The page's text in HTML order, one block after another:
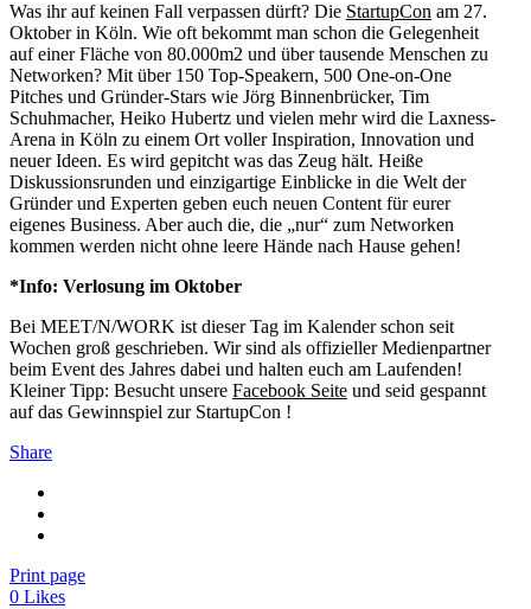
Was ihr auf keinen Fall verpassen dürft? Die StartupCon am 27.
Oktober in Köln. Wie oft bekommt man schon die Gelegenheit
auf einer Fläche von 80.000m2 und über tausende Menschen zu
Networken? Mit über 150 Top-Speakern, 500 One-on-One
Pitches und Gründer-Stars wie Jörg Binnenbrücker, Tim
Schuhmacher, Heiko Hubertz und vielen mehr wird die Laxness-
Arena in Köln zu einem Ort voller Inspiration, Innovation und
neuer Ideen. Es wird gepitcht was das Zeug hält. Heiße
Diskussionsrunden und einzigartige Einblicke in die Welt der
Gründer und Experten geben euch neuen Content für eurer
eigenes Business. Aber auch die, die „nur“ zum Networken
kommen werden nicht ohne leere Hände nach Hause gehen!
*Info: Verlosung im Oktober
Bei MEET/N/WORK ist dieser Tag im Kalender schon seit
Wochen groß geschrieben. Wir sind als offizieller Medienpartner
beim Event des Jahres dabei und halten euch am Laufenden!
Kleiner Tipp: Besucht unsere Facebook Seite und seid gespannt
auf das Gewinnspiel zur StartupCon !
Share
Print page
0 Likes